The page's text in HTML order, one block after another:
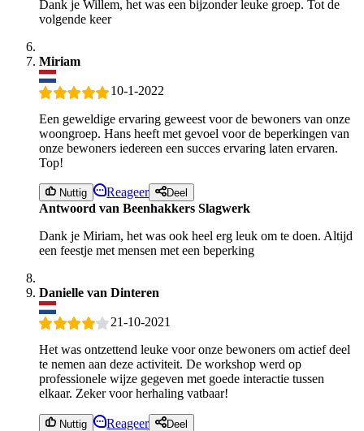
Dank je Willem, het was een bijzonder leuke groep. Tot de
volgende keer
Miriam
10-1-2022
Een geweldige ervaring geweest voor de bewoners van onze
woongroep. Hans heeft met gevoel voor de beperkingen van
onze bewoners iedereen een succes ervaring laten ervaren.
Top!
Nuttig Reageer Deel
Antwoord van Beenhakkers Slagwerk
Dank je Miriam, het was ook heel erg leuk om te doen. Altijd
een feestje met mensen met een beperking
Danielle van Dinteren
21-10-2021
Het was ontzettend leuke voor onze bewoners om actief deel
te nemen aan deze activiteit. De workshop werd op
professionele wijze gegeven met goede interactie tussen
elkaar. Zeker voor herhaling vatbaar!
Nuttig Reageer Deel